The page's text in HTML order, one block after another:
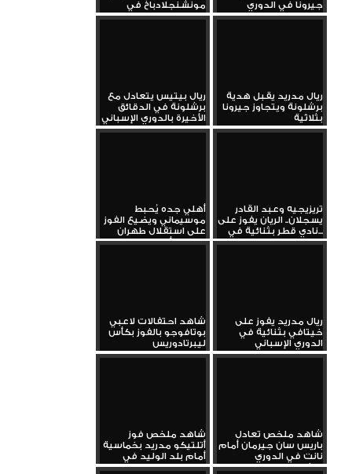
جيرونا في الدوري
الإسباني...
مونشنجلادباخ في
الدوري...
ريال مدريد يقبل هدية
برشلونة ويتجاوز جيرونا
بثلاثية
ريال بيتيس يتعادل مع
برشلونة في الدقائق
الأخيرة بالدوري الإسباني
تريزيجيه وعبد القادر
يسجلان.. الريان يفوز على
نادي قطر بثنائية في...
أهلي جده يُحبط
موسيماني ويضيع الفوز
على استقلال طهران
بدوري أبطال...
ريال مدريد يفوز على
خيتافي بثنائية في
الدوري الإسباني
شاهد احتفالات لاعبي
بوتافوجو بالفوز بكأس
ليبرتادوريس
شاهد ملخص تعادل
باريس سان جيرمان أمام
نانت في الدوري
الفرنسي...
شاهد ملخص فوز
أتلتيكو مدريد بخماسية
أمام بلد الوليد في
الدوري...